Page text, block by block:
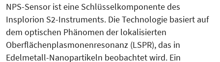
NPS-Sensor ist eine Schlüsselkomponente des
Insplorion S2-Instruments. Die Technologie basiert auf
dem optischen Phänomen der lokalisierten
Oberflächenplasmonenresonanz (LSPR), das in
Edelmetall-Nanopartikeln beobachtet wird. Ein